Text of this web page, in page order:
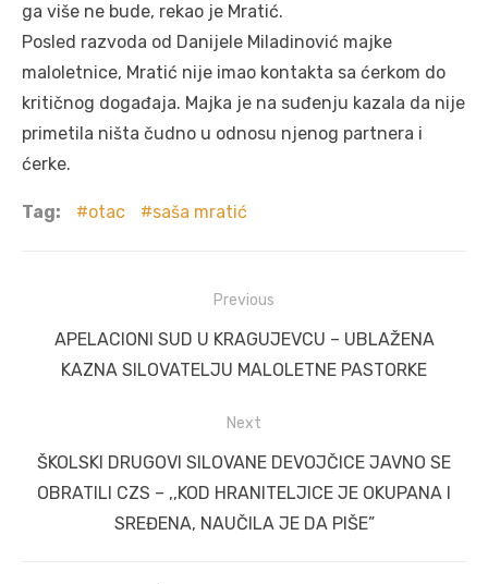
ga više ne bude, rekao je Mratić.
Posled razvoda od Danijele Miladinović majke
maloletnice, Mratić nije imao kontakta sa ćerkom do
kritičnog događaja. Majka je na suđenju kazala da nije
primetila ništa čudno u odnosu njenog partnera i
ćerke.
Tag: otac saša mratić
navigation
Previous
Previous
post:
APELACIONI SUD U KRAGUJEVCU – UBLAŽENA
KAZNA SILOVATELJU MALOLETNE PASTORKE
Next
Next
post:
ŠKOLSKI DRUGOVI SILOVANE DEVOJČICE JAVNO SE
OBRATILI CZS – ,,KOD HRANITELJICE JE OKUPANA I
SREĐENA, NAUČILA JE DA PIŠE”